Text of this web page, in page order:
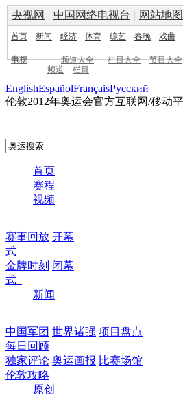
央视网 | 中国网络电视台 | 网站地图
首页 新闻 经济 体育 综艺 春晚 戏曲
电视 频道大全 栏目大全 节目大全
频道
栏目
EnglishEspañolFrançaisPусский
伦敦2012年奥运会官方互联网/移动
首页
赛程
视频
赛事回放 开幕
式
金牌时刻 闭幕
式
新闻
中国军团 世界诸强 项目盘点
每日回顾
独家评论 奥运画报 比赛场馆
伦敦攻略
原创